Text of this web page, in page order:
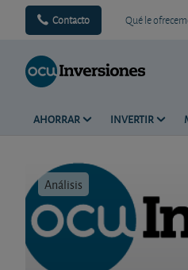
Contacto Qué le
AHORRAR INVERTIR
Análisis